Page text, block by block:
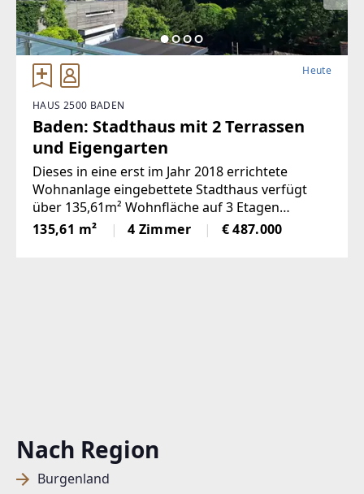
Nach Region
Burgenland
Heute
HAUS 2500 BADEN
Baden: Stadthaus mit 2 Terrassen
und Eigengarten
Dieses in eine erst im Jahr 2018 errichtete
Wohnanlage eingebettete Stadthaus verfügt
über 135,61m² Wohnfläche auf 3 Etagen
zuzüglich 31m² Eigengarten und insgesamt
41,25m² Terrassen im EG, OG und DG. Im EG
135,61 m² 4 Zimmer € 487.000